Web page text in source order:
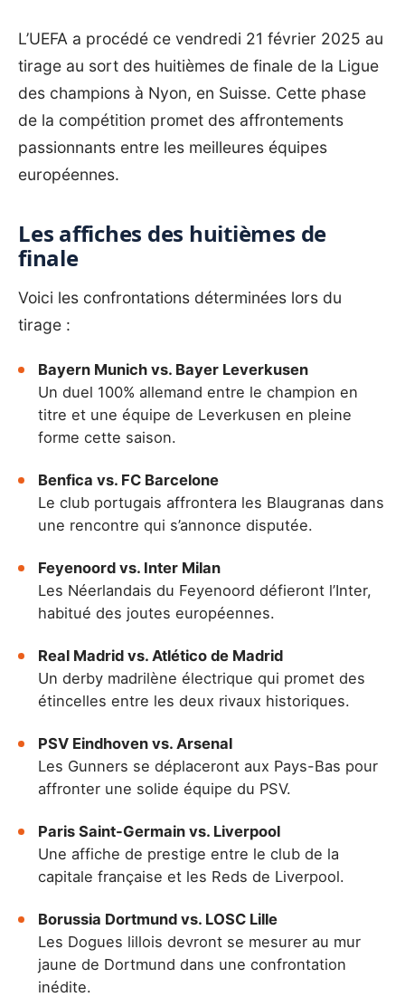
L’UEFA a procédé ce vendredi 21 février 2025 au
tirage au sort des huitièmes de finale de la Ligue
des champions à Nyon, en Suisse. Cette phase
de la compétition promet des affrontements
passionnants entre les meilleures équipes
européennes.
Les affiches des huitièmes de
finale
Voici les confrontations déterminées lors du
tirage :
Bayern Munich vs. Bayer Leverkusen
Un duel 100% allemand entre le champion en
titre et une équipe de Leverkusen en pleine
forme cette saison.
Benfica vs. FC Barcelone
Le club portugais affrontera les Blaugranas dans
une rencontre qui s’annonce disputée.
Feyenoord vs. Inter Milan
Les Néerlandais du Feyenoord défieront l’Inter,
habitué des joutes européennes.
Real Madrid vs. Atlético de Madrid
Un derby madrilène électrique qui promet des
étincelles entre les deux rivaux historiques.
PSV Eindhoven vs. Arsenal
Les Gunners se déplaceront aux Pays-Bas pour
affronter une solide équipe du PSV.
Paris Saint-Germain vs. Liverpool
Une affiche de prestige entre le club de la
capitale française et les Reds de Liverpool.
Borussia Dortmund vs. LOSC Lille
Les Dogues lillois devront se mesurer au mur
jaune de Dortmund dans une confrontation
inédite.